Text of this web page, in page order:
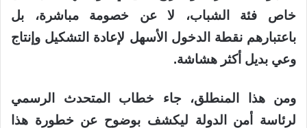
خاص فئة الشباب، لا عن خصومة مباشرة، بل
باعتبارهم نقطة الدخول الأسهل لإعادة التشكيل وإنتاج
وعي بديل أكثر هشاشة.
ومن هذا المنطلق، جاء خطاب المتحدث الرسمي
لرئاسة أمن الدولة ليكشف بوضوح عن خطورة هذا